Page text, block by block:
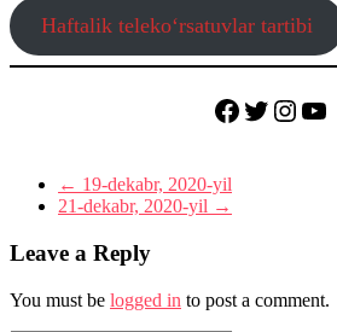
Haftalik teleko‘rsatuvlar tartibi
Facebook
Twitter
← 19-dekabr, 2020-yil
21-dekabr, 2020-yil →
Leave a Reply
You must be logged in to post a comment.